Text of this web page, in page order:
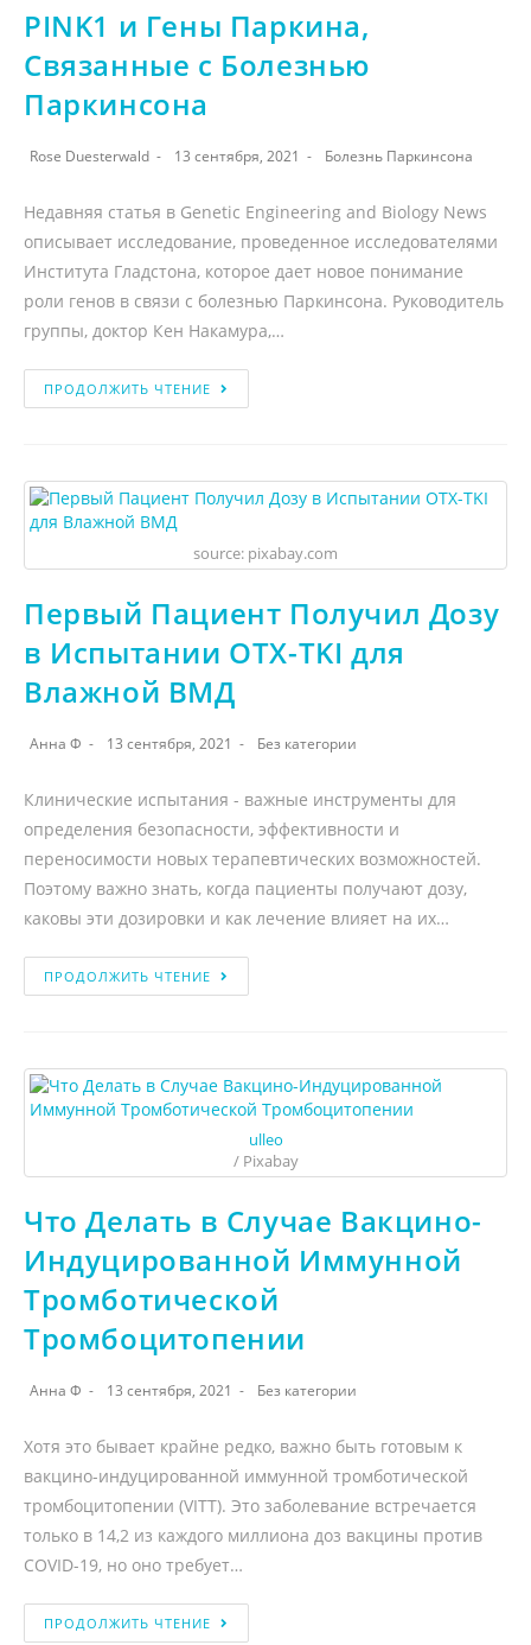
PINK1 и Гены Паркина,
Связанные с Болезнью
Паркинсона
Rose Duesterwald 13 сентября, 2021 Болезнь Паркинсона
Недавняя статья в Genetic Engineering and Biology News
описывает исследование, проведенное исследователями
Института Гладстона, которое дает новое понимание
роли генов в связи с болезнью Паркинсона. Руководитель
группы, доктор Кен Накамура,…
ПРОДОЛЖИТЬ ЧТЕНИЕ
source: pixabay.com
Первый Пациент Получил Дозу
в Испытании OTX-TKI для
Влажной ВМД
Анна Ф 13 сентября, 2021 Без категории
Клинические испытания - важные инструменты для
определения безопасности, эффективности и
переносимости новых терапевтических возможностей.
Поэтому важно знать, когда пациенты получают дозу,
каковы эти дозировки и как лечение влияет на их…
ПРОДОЛЖИТЬ ЧТЕНИЕ
ulleo
/ Pixabay
Что Делать в Случае Вакцино-
Индуцированной Иммунной
Тромботической
Тромбоцитопении
Анна Ф 13 сентября, 2021 Без категории
Хотя это бывает крайне редко, важно быть готовым к
вакцино-индуцированной иммунной тромботической
тромбоцитопении (VITT). Это заболевание встречается
только в 14,2 из каждого миллиона доз вакцины против
COVID-19, но оно требует…
ПРОДОЛЖИТЬ ЧТЕНИЕ